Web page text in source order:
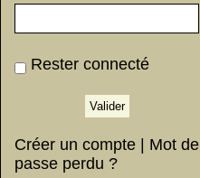
Rester connecté
Créer un compte
Mot de
passe perdu ?